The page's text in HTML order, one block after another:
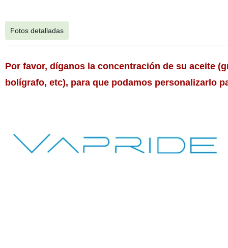
Fotos detalladas
Por favor, díganos la concentración de su aceite
bolígrafo, etc), para que podamos personalizarlo